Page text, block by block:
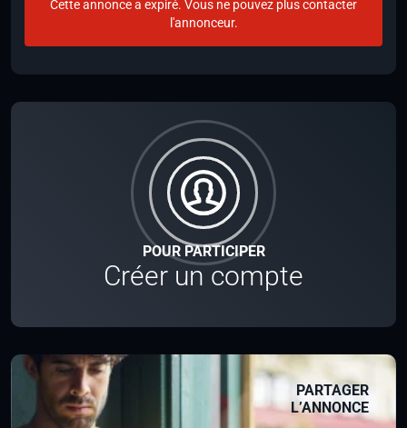
POUR PARTICIPER
Créer un compte
PARTAGER
L’ANNONCE
Cette annonce a expiré. Vous ne pouvez plus contacter
l'annonceur.